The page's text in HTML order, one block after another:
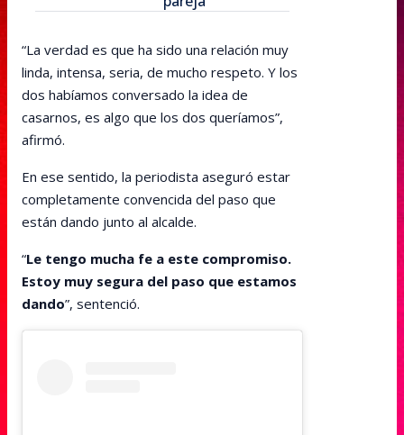
“La verdad es que ha sido una relación muy
linda, intensa, seria, de mucho respeto. Y los
dos habíamos conversado la idea de
casarnos, es algo que los dos queríamos”,
afirmó.
En ese sentido, la periodista aseguró estar
completamente convencida del paso que
están dando junto al alcalde.
“Le tengo mucha fe a este compromiso.
Estoy muy segura del paso que estamos
dando”, sentenció.